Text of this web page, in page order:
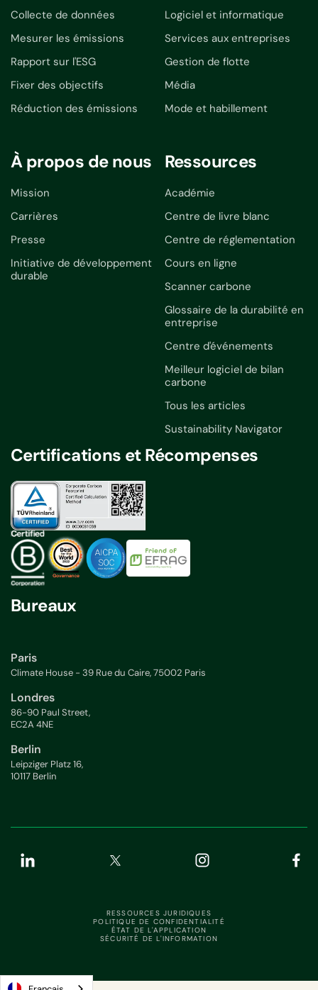
Collecte de données
Mesurer les émissions
Rapport sur l'ESG
Fixer des objectifs
Réduction des émissions
Logiciel et informatique
Services aux entreprises
Gestion de flotte
Média
Mode et habillement
À propos de nous
Mission
Carrières
Presse
Initiative de développement
durable
Ressources
Académie
Centre de livre blanc
Centre de réglementation
Cours en ligne
Scanner carbone
Glossaire de la durabilité en
entreprise
Centre d'événements
Meilleur logiciel de bilan
carbone
Tous les articles
Sustainability Navigator
Certifications et Récompenses
Bureaux
Paris
Climate House - 39 Rue du Caire, 75002 Paris
Londres
86-90 Paul Street,
EC2A 4NE
Berlin
Leipziger Platz 16,
10117 Berlin
RESSOURCES JURIDIQUES
POLITIQUE DE CONFIDENTIALITÉ
ÉTAT DE L'APPLICATION
SÉCURITÉ DE L'INFORMATION